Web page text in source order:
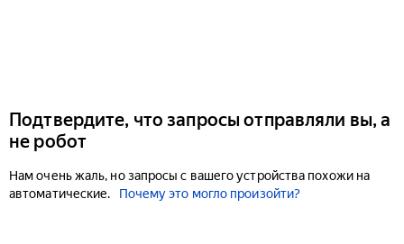
Подтвердите, что запросы отправляли вы, а
не робот
Нам очень жаль, но запросы с вашего устройства похожи на
автоматические.
Почему это могло произойти?